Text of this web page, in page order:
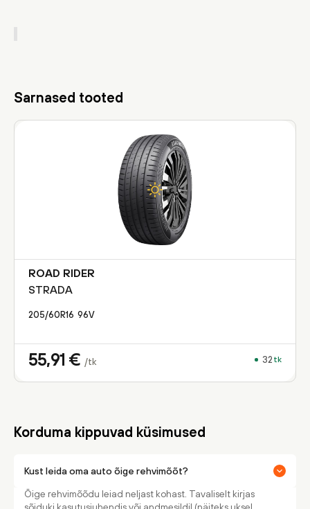
Sarnased tooted
ROAD RIDER
STRADA
205/60R16 96V
55,91 € /tk 32 tk
Korduma kippuvad küsimused
Kust leida oma auto õige rehvimõõt?
Õige rehvimõõdu leiad neljast kohast. Tavaliselt kirjas